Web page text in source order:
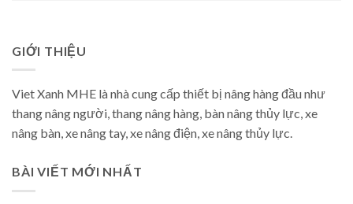
GIỚI THIỆU
Viet Xanh MHE là nhà cung cấp thiết bị nâng hàng đầu như
thang nâng người, thang nâng hàng, bàn nâng thủy lực, xe
nâng bàn, xe nâng tay, xe nâng điện, xe nâng thủy lực.
BÀI VIẾT MỚI NHẤT